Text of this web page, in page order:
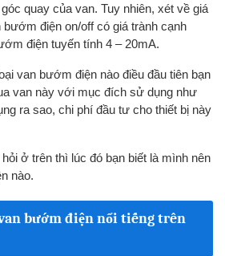
quay của van. Tuy nhiên, xét về giá
điện on/off có giá trành cạnh
điện tuyến tính 4 – 20mA.
van bướm điện nào điều đầu tiên bạn
van này với mục đích sử dụng như
ra sao, chi phí đầu tư cho thiết bị này
ở trên thì lúc đó bạn biết là mình nên
nào.
bướm điện nổi tiếng trên